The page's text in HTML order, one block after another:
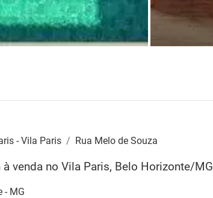
- Vila Paris Rua Melo de Souza
venda no Vila Paris, Belo Horizonte/MG
- MG